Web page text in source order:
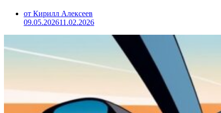
от Кирилл Алексеев
09.05.202611.02.2026